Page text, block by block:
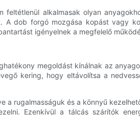
feltétlenül alkalmasak olyan
A dob forgó mozgása kopást vagy
igényelnek a megfelelő
megoldást kínálnak az
kering, hogy eltávolítsa a
a rugalmasságuk és a könnyű
Ezenkívül a tálcás szárítók